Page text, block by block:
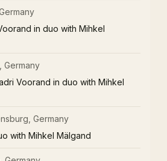
in duo with Mihkel
Germany
Voorand in duo with Mihkel
Germany
with Mihkel Mälgand